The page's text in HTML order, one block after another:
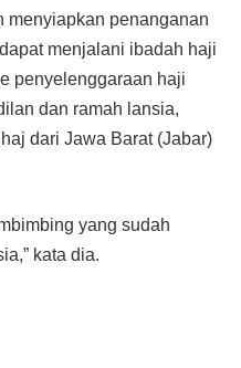
menyiapkan penanganan
menjalani ibadah haji
penyelenggaraan haji
dan ramah lansia,
dari Jawa Barat (Jabar)
yang sudah
kata dia.